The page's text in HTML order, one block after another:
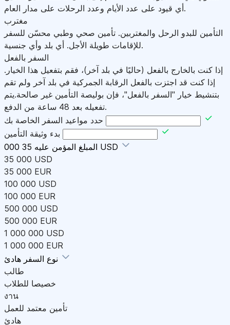
أي قيود على عدد الأيام وعدد الرحلات على مدار العام.
مغترب
التأمين للبدو الرحل والمغتربين. تأمين صحي وطبي محسّن للسفر
للإقامات طويلة الأجل. أي بلد وأي جنسية.
السفر بالفعل
إذا كنت بالخارج بالفعل (حاليًا في بلد آخر)، فقم بتفعيل هذا الخيار.
إذا كنت قد اجتزت بالفعل الرقابة الجمركية في بلد آخر ولم تقم
بتنشيط خيار "السفر بالفعل"، فإن بوليصة التأمين غير صالحة.يتم
تفعيله بعد 48 ساعة من الدفع.
حدد مواعيد السفر الخاصة بك
بدء وثيقة التأمين
المبلغ المؤمن عليه 35 000 USD
35 000 USD
35 000 EUR
100 000 USD
100 000 EUR
500 000 USD
500 000 EUR
1 000 000 USD
1 000 000 EUR
نوع السفر
طالب
خصيصا للطلاب
งาน
تأمين معتمد للعمل
هادئ